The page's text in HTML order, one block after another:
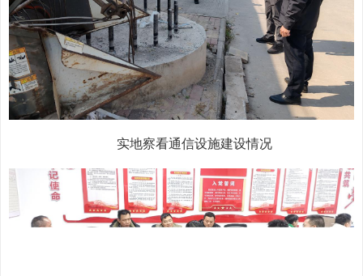
实地察看通信设施建设情况